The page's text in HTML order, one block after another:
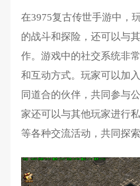
在3975复古传世手游中，
的战斗和探险，还可以与
作。游戏中的社交系统非
和互动方式。玩家可以加
同道合的伙伴，共同参与
家还可以与其他玩家进行
等各种交流活动，共同探索